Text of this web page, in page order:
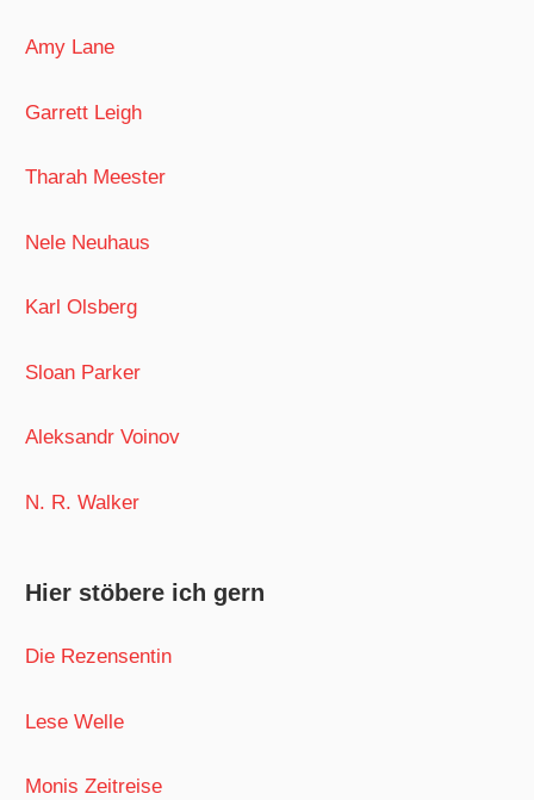
Amy Lane
Garrett Leigh
Tharah Meester
Nele Neuhaus
Karl Olsberg
Sloan Parker
Aleksandr Voinov
N. R. Walker
Hier stöbere ich gern
Die Rezensentin
Lese Welle
Monis Zeitreise